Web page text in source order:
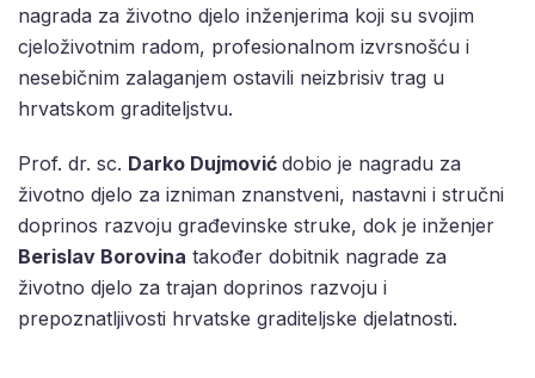
nagrada za životno djelo inženjerima koji su svojim
cjeloživotnim radom, profesionalnom izvrsnošću i
nesebičnim zalaganjem ostavili neizbrisiv trag u
hrvatskom graditeljstvu.
Prof. dr. sc. Darko Dujmović dobio je nagradu za
životno djelo za izniman znanstveni, nastavni i stručni
doprinos razvoju građevinske struke, dok je inženjer
Berislav Borovina također dobitnik nagrade za
životno djelo za trajan doprinos razvoju i
prepoznatljivosti hrvatske graditeljske djelatnosti.